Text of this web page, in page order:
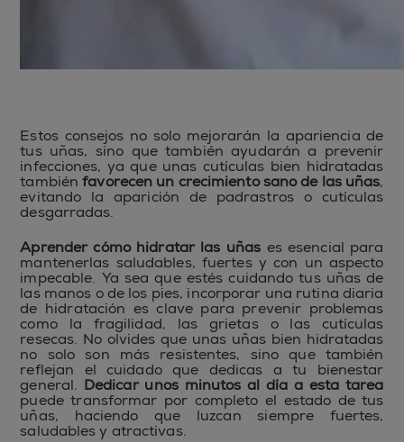
Estos consejos no solo mejorarán la apariencia de
tus uñas, sino que también ayudarán a prevenir
infecciones, ya que unas cutículas bien hidratadas
tambiénfavorecen un crecimiento sano de las uñas,
evitando la aparición de padrastros o cutículas
desgarradas.
Aprender cómo hidratar las uñas es esencial para
mantenerlas saludables, fuertes y con un aspecto
impecable. Ya sea que estés cuidando tus uñas de
las manos o de los pies, incorporar una rutina diaria
de hidratación es clave para prevenir problemas
como la fragilidad, las grietas o las cutículas
resecas. No olvides que unas uñas bien hidratadas
no solo son más resistentes, sino que también
reflejan el cuidado que dedicas a tu bienestar
general. Dedicar unos minutos al día a esta tarea
puede transformar por completo el estado de tus
uñas, haciendo que luzcan siempre fuertes,
saludables y atractivas.